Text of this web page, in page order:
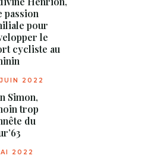
passion
pour
le
cycliste au
2022
Simon,
trop
du
2022